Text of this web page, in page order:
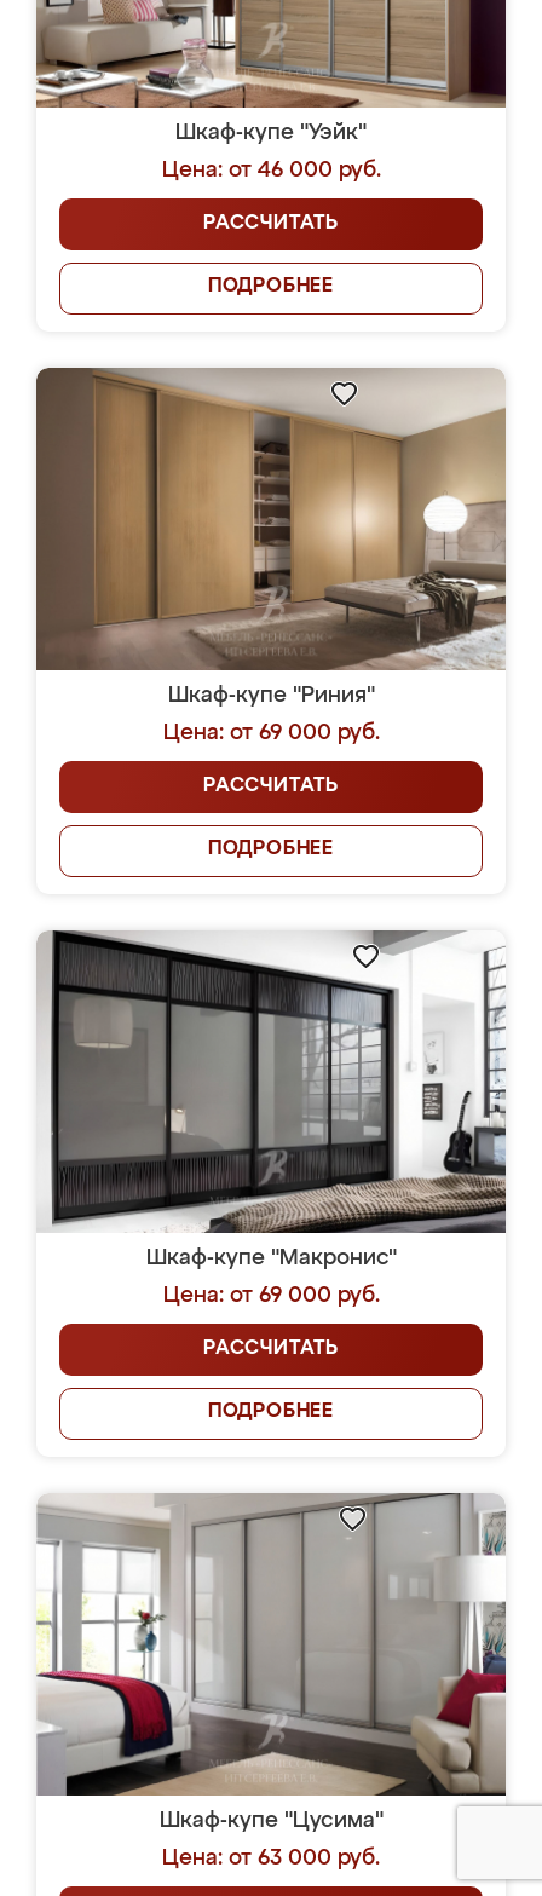
Шкаф-купе "Уэйк"
Цена: от 46 000 руб.
РАССЧИТАТЬ
ПОДРОБНЕЕ
Шкаф-купе "Риния"
Цена: от 69 000 руб.
РАССЧИТАТЬ
ПОДРОБНЕЕ
Шкаф-купе "Макронис"
Цена: от 69 000 руб.
РАССЧИТАТЬ
ПОДРОБНЕЕ
Шкаф-купе "Цусима"
Цена: от 63 000 руб.